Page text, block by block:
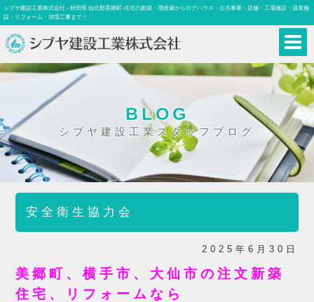
シブヤ建設工業株式会社 - 秋田県 仙北郡美郷町-住宅の新築・増改築からログハウス・公共事業・店舗・工場施設・温泉施
設・リフォーム・消雪工事まで！
BLOG
シブヤ建設工業スタッフブログ
安全衛生協力会
2025年6月30日
美郷町、横手市、大仙市の注文新築
住宅、リフォームなら